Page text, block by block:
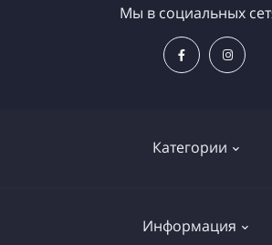
Категории
Электроинструменты
Информация
Мы в социальных